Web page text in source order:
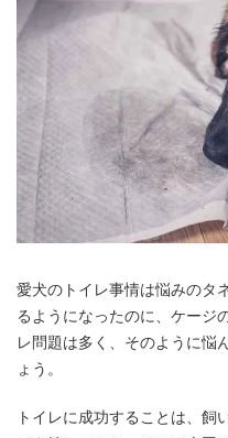
愛犬のトイレ事情は悩みのタ
るようになったのに、ケー
レ問題は多く、そのように悩
ょう。
トイレに成功することは、飼